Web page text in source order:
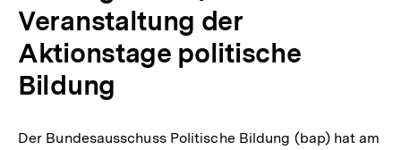
Veranstaltung der
Aktionstage politische
Bildung
Der Bundesausschuss Politische Bildung (bap) hat am